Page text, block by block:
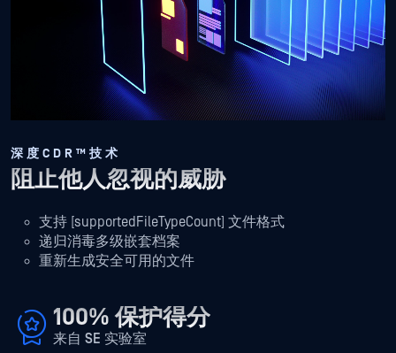
深度CDR™技术
阻止他人忽视的威胁
支持 [supportedFileTypeCount] 文件格式
递归消毒多级嵌套档案
重新生成安全可用的文件
100% 保护得分
来自 SE 实验室